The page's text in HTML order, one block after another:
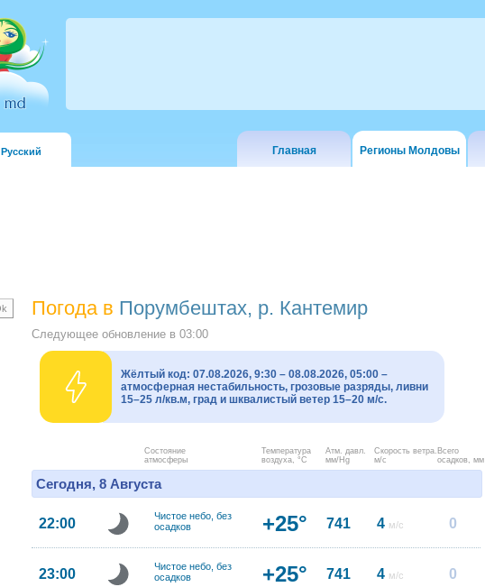
Русский Главная Регионы Молдовы
Погода в Порумбештах, р. Кантемир
Следующее обновление в 03:00
Жёлтый код: 07.08.2026, 9:30 – 08.08.2026, 05:00 –
атмосферная нестабильность, грозовые разряды, ливни
15–25 л/кв.м, град и шквалистый ветер 15–20 м/с.
Состояние
атмосферы
Температура
воздуха, °C
Атм. давл.
мм/Hg
Скорость ветра.
м/с
Всего
осадков, мм
Сегодня, 8 Августа
22:00
Чистое небо, без
осадков
+25° 741 4 м/с 0
23:00
Чистое небо, без
осадков
+25° 741 4 м/с 0